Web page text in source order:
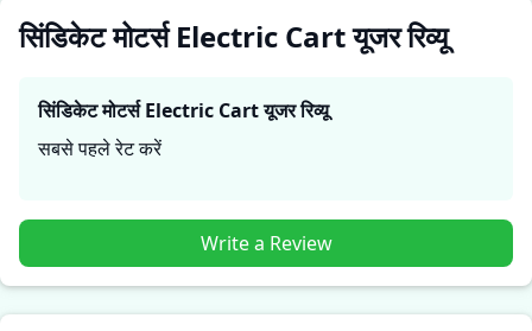
सिंडिकेट मोटर्स Electric Cart यूजर रिव्यू
सिंडिकेट मोटर्स Electric Cartयूजर रिव्यू
सबसे पहले रेट करें
Write a Review